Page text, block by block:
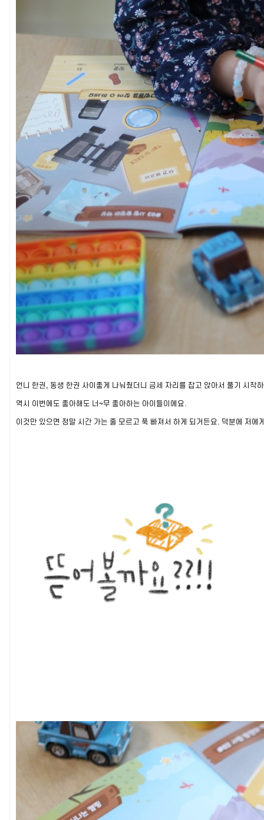
언니 한권, 동생 한권 사이좋게 나눠줬더니 금세 자리를 잡고 앉아서 풀기 시작
역시 이번에도 좋아해도 너~무 좋아하는 아이들이에요.
이것만 있으면 정말 시간 가는 줄 모르고 푹 빠져서 하게 되거든요. 덕분에 저에